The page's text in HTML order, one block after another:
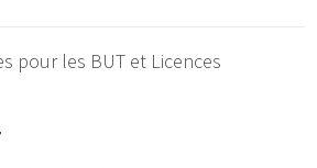
pour les BUT et Licences